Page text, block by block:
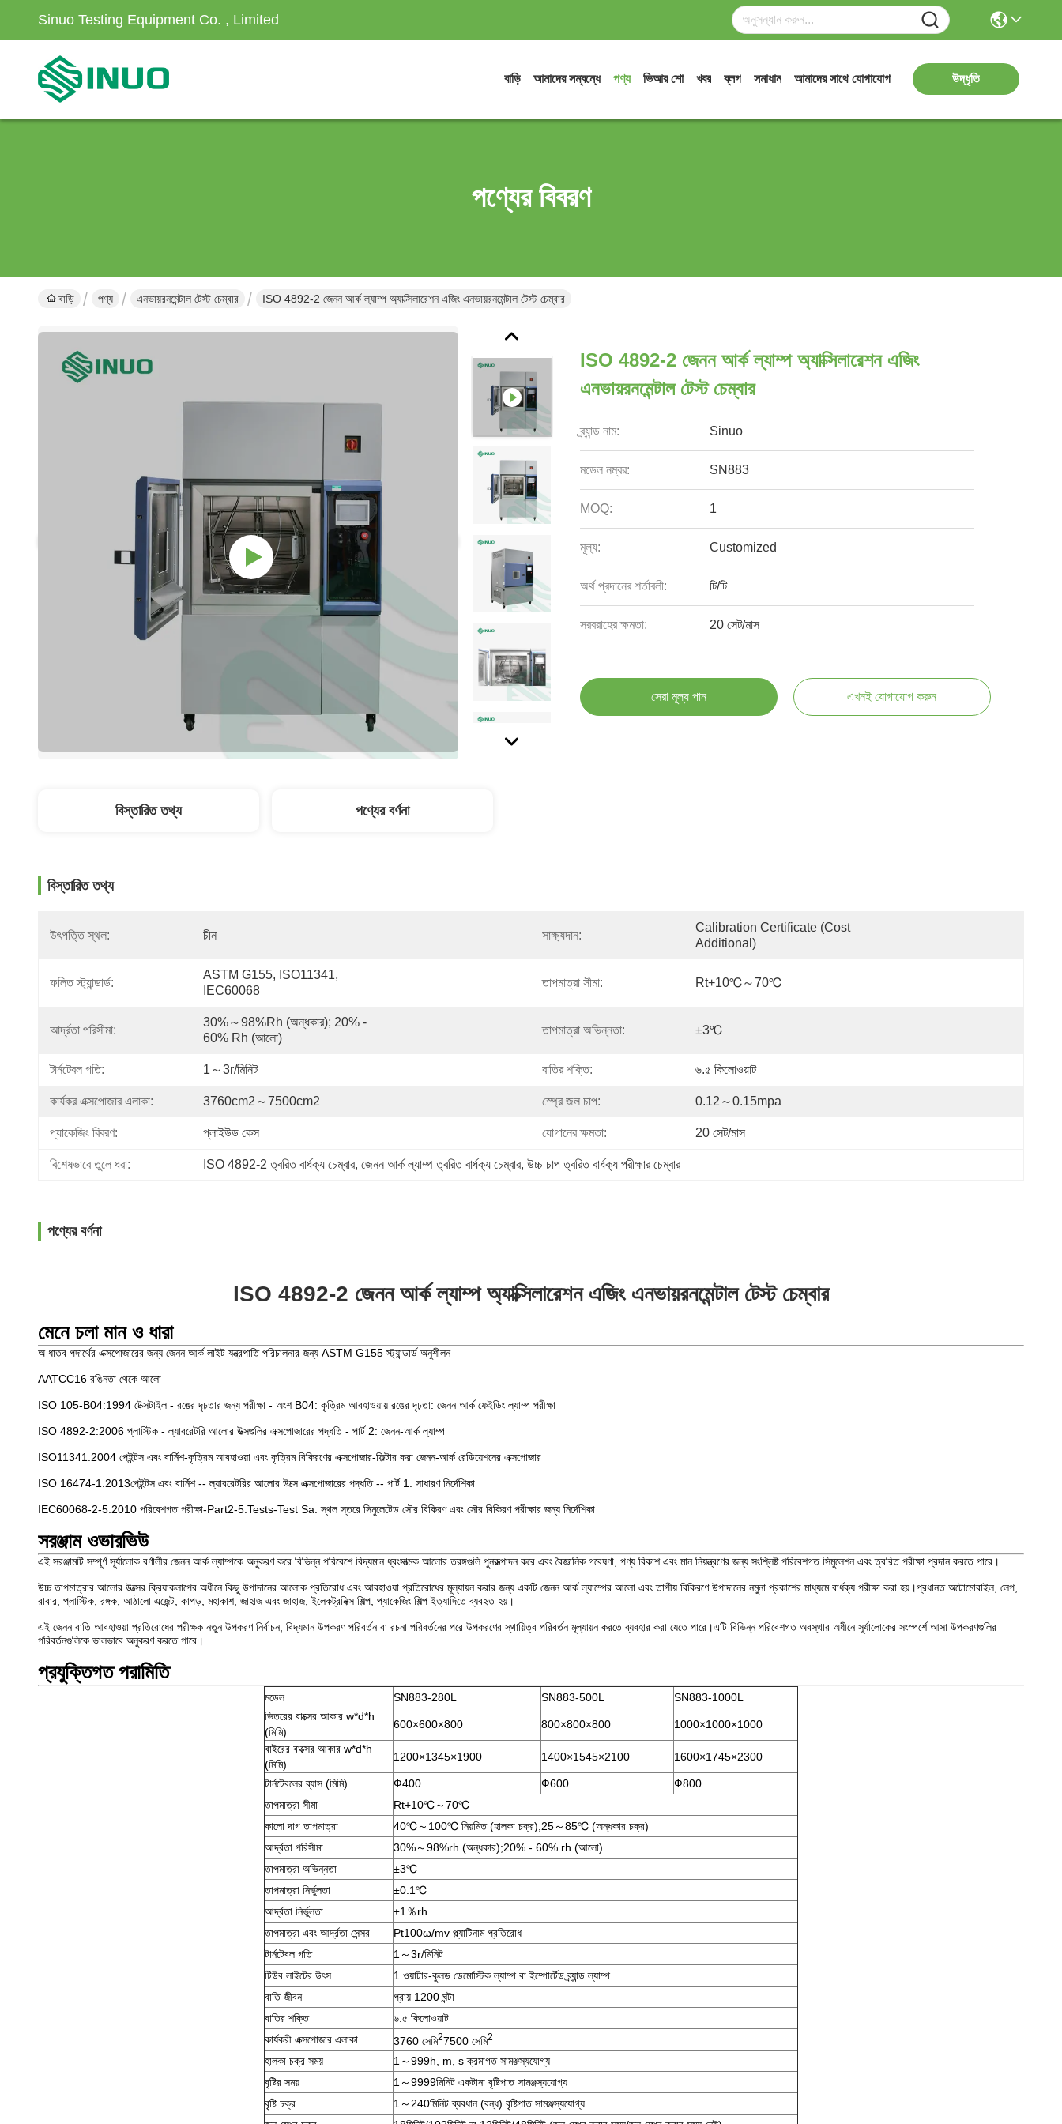
Sinuo Testing Equipment Co. , Limited
বাড়ি আমাদের সম্বন্ধে পণ্য ভিআর শো খবর ব্লগ সমাধান আমাদের সাথে যোগাযোগ উদ্ধৃতি
পণ্যের বিবরণ
বাড়ি পণ্য এনভায়রনমেন্টাল টেস্ট চেম্বার ISO 4892-2 জেনন আর্ক ল্যাম্প অ্যাক্সিলারেশন এজিং এনভায়রনমেন্টাল টেস্ট চেম্বার
ISO 4892-2 জেনন আর্ক ল্যাম্প অ্যাক্সিলারেশন এজিং
এনভায়রনমেন্টাল টেস্ট চেম্বার
ব্র্যান্ড নাম: Sinuo
মডেল নম্বর: SN883
MOQ: 1
মূল্য: Customized
অর্থ প্রদানের শর্তাবলী: টি/টি
সরবরাহের ক্ষমতা: 20 সেট/মাস
সেরা মূল্য পান এখনই যোগাযোগ করুন
বিস্তারিত তথ্য পণ্যের বর্ণনা
বিস্তারিত তথ্য
উৎপত্তি স্থল: চীন সাক্ষ্যদান:
Calibration Certificate (Cost
Additional)
ফলিত স্ট্যান্ডার্ড:
ASTM G155, ISO11341,
IEC60068
তাপমাত্রা সীমা: Rt+10℃～70℃
আর্দ্রতা পরিসীমা:
30%～98%rh (অন্ধকার); 20% -
60% Rh (আলো)
তাপমাত্রা অভিন্নতা: ±3℃
টার্নটেবল গতি: 1～3r/মিনিট বাতির শক্তি: ৬.৫ কিলোওয়াট
কার্যকর এক্সপোজার এলাকা: 3760cm2～7500cm2 স্প্রে জল চাপ: 0.12～0.15mpa
প্যাকেজিং বিবরণ: প্লাইউড কেস যোগানের ক্ষমতা: 20 সেট/মাস
বিশেষভাবে তুলে ধরা: ISO 4892-2 ত্বরিত বার্ধক্য চেম্বার, জেনন আর্ক ল্যাম্প ত্বরিত বার্ধক্য চেম্বার, উচ্চ চাপ ত্বরিত বার্ধক্য পরীক্ষার চেম্বার
পণ্যের বর্ণনা
ISO 4892-2 জেনন আর্ক ল্যাম্প অ্যাক্সিলারেশন এজিং এনভায়রনমেন্টাল টেস্ট চেম্বার
মেনে চলা মান ও ধারা
অ ধাতব পদার্থের এক্সপোজারের জন্য জেনন আর্ক লাইট যন্ত্রপাতি পরিচালনার জন্য ASTM G155 স্ট্যান্ডার্ড অনুশীলন
AATCC16 রঙিনতা থেকে আলো
ISO 105-B04:1994 টেক্সটাইল - রঙের দৃঢ়তার জন্য পরীক্ষা - অংশ B04: কৃত্রিম আবহাওয়ায় রঙের দৃঢ়তা: জেনন আর্ক ফেইডিং ল্যাম্প পরীক্ষা
ISO 4892-2:2006 প্লাস্টিক - ল্যাবরেটরি আলোর উত্সগুলির এক্সপোজারের পদ্ধতি - পার্ট 2: জেনন-আর্ক ল্যাম্প
ISO11341:2004 পেইন্টস এবং বার্নিশ-কৃত্রিম আবহাওয়া এবং কৃত্রিম বিকিরণের এক্সপোজার-ফিল্টার করা জেনন-আর্ক রেডিয়েশনের এক্সপোজার
ISO 16474-1:2013পেইন্টস এবং বার্নিশ -- ল্যাবরেটরির আলোর উত্সে এক্সপোজারের পদ্ধতি -- পার্ট 1: সাধারণ নির্দেশিকা
IEC60068-2-5:2010 পরিবেশগত পরীক্ষা-Part2-5:Tests-Test Sa: স্থল স্তরে সিমুলেটেড সৌর বিকিরণ এবং সৌর বিকিরণ পরীক্ষার জন্য নির্দেশিকা
সরঞ্জাম ওভারভিউ
এই সরঞ্জামটি সম্পূর্ণ সূর্যালোক বর্ণালীর জেনন আর্ক ল্যাম্পকে অনুকরণ করে বিভিন্ন পরিবেশে বিদ্যমান ধ্বংসাত্মক আলোর তরঙ্গগুলি পুনরুত্পাদন করে এবং বৈজ্ঞানিক গবেষণা, পণ্য বিকাশ এবং মান নিয়ন্ত্রণের জন্য সংশ্লিষ্ট পরিবেশগত সিমুলেশন এবং ত্বরিত পরীক্ষা প্রদান করতে পারে।
উচ্চ তাপমাত্রার আলোর উত্সের ক্রিয়াকলাপের অধীনে কিছু উপাদানের আলোক প্রতিরোধ এবং আবহাওয়া প্রতিরোধের মূল্যায়ন করার জন্য একটি জেনন আর্ক ল্যাম্পের আলো এবং তাপীয় বিকিরণে উপাদানের নমুনা প্রকাশের মাধ্যমে বার্ধক্য পরীক্ষা করা হয়।প্রধানত অটোমোবাইল, লেপ,
রাবার, প্লাস্টিক, রঙ্গক, আঠালো এজেন্ট, কাপড়, মহাকাশ, জাহাজ এবং জাহাজ, ইলেকট্রনিক্স শিল্প, প্যাকেজিং শিল্প ইত্যাদিতে ব্যবহৃত হয়।
এই জেনন বাতি আবহাওয়া প্রতিরোধের পরীক্ষক নতুন উপকরণ নির্বাচন, বিদ্যমান উপকরণ পরিবর্তন বা রচনা পরিবর্তনের পরে উপকরণের স্থায়িত্ব পরিবর্তন মূল্যায়ন করতে ব্যবহার করা যেতে পারে।এটি বিভিন্ন পরিবেশগত অবস্থার অধীনে সূর্যালোকের সংস্পর্শে আসা উপকরণগুলির
পরিবর্তনগুলিকে ভালভাবে অনুকরণ করতে পারে।
প্রযুক্তিগত পরামিতি
মডেল SN883-280L SN883-500L
SN883-1000L
ভিতরের বাক্সের আকার w*d*h
(মিমি)
600×600×800 800×800×800
1000×1000×1000
বাইরের বাক্সের আকার w*d*h
(মিমি)
1200×1345×1900 1400×1545×2100 1600×1745×2300
টার্নটেবলের ব্যাস (মিমি) Ф400 Ф600
Ф800
তাপমাত্রা সীমা
Rt+10℃～70℃
কালো দাগ তাপমাত্রা
40℃～100℃ নিয়মিত (হালকা চক্র);25～85℃ (অন্ধকার চক্র)
আর্দ্রতা পরিসীমা
30%～98%rh (অন্ধকার);20% - 60% rh (আলো)
তাপমাত্রা অভিন্নতা
±3℃
তাপমাত্রা নির্ভুলতা
±0.1℃
আর্দ্রতা নির্ভুলতা
±1％rh
তাপমাত্রা এবং আর্দ্রতা সেন্সর
Pt100ω/mv প্ল্যাটিনাম প্রতিরোধ
টার্নটেবল গতি
1～3r/মিনিট
টিউব লাইটের উৎস
1 ওয়াটার-কুলড ডেমোস্টিক ল্যাম্প বা ইম্পোর্টেড ব্র্যান্ড ল্যাম্প
বাতি জীবন
প্রায় 1200 ঘন্টা
বাতির শক্তি
৬.৫ কিলোওয়াট
কার্যকরী এক্সপোজার এলাকা
3760 সেমি27500 সেমি2
হালকা চক্র সময়
1～999h, m, s ক্রমাগত সামঞ্জস্যযোগ্য
বৃষ্টির সময়
1～9999মিনিট একটানা বৃষ্টিপাত সামঞ্জস্যযোগ্য
বৃষ্টি চক্র
1～240মিনিট ব্যবধান (বন্ধ) বৃষ্টিপাত সামঞ্জস্যযোগ্য